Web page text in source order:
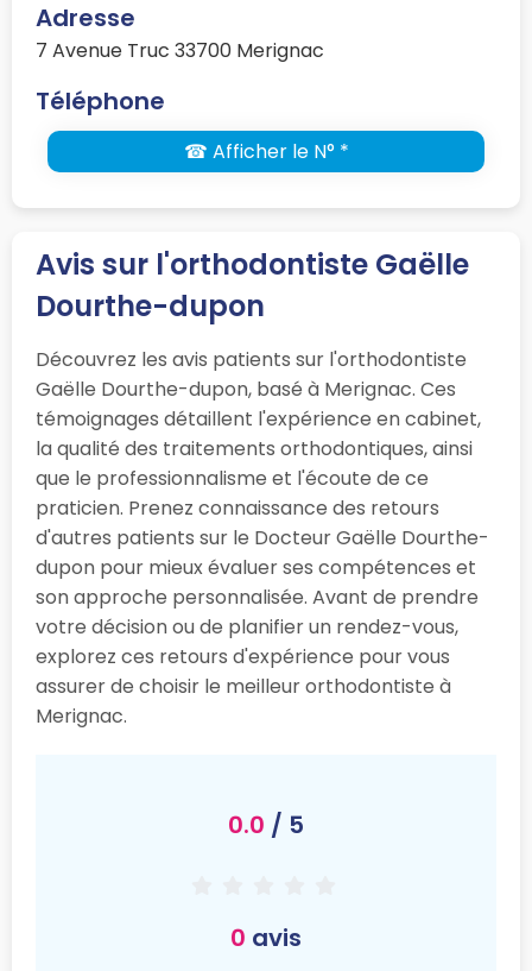
Adresse
7 Avenue Truc 33700 Merignac
Téléphone
☎ Afficher le N° *
Avis sur l'orthodontiste Gaëlle
Dourthe-dupon
Découvrez les avis patients sur l'orthodontiste
Gaëlle Dourthe-dupon, basé à Merignac. Ces
témoignages détaillent l'expérience en cabinet,
la qualité des traitements orthodontiques, ainsi
que le professionnalisme et l'écoute de ce
praticien. Prenez connaissance des retours
d'autres patients sur le Docteur Gaëlle Dourthe-
dupon pour mieux évaluer ses compétences et
son approche personnalisée. Avant de prendre
votre décision ou de planifier un rendez-vous,
explorez ces retours d'expérience pour vous
assurer de choisir le meilleur orthodontiste à
Merignac.
0.0 / 5
0 avis